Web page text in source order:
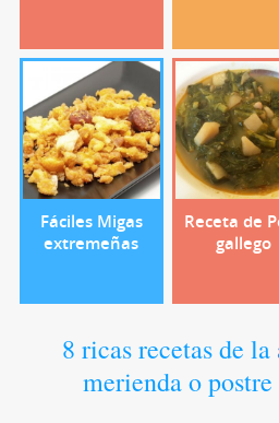
Fáciles Migas
extremeñas
Receta de
gallego
8 ricas recetas de
merienda o